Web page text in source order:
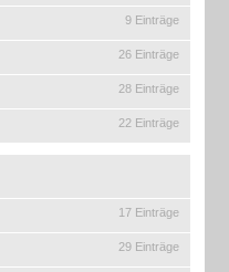
9 Einträge
26 Einträge
28 Einträge
22 Einträge
17 Einträge
29 Einträge